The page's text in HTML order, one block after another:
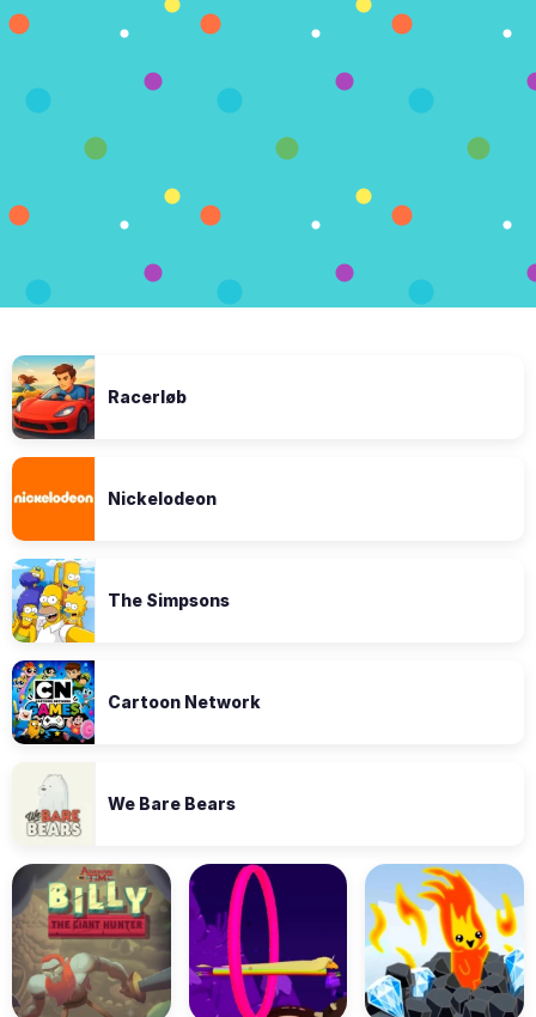
Racerløb
Nickelodeon
The Simpsons
Cartoon Network
We Bare Bears